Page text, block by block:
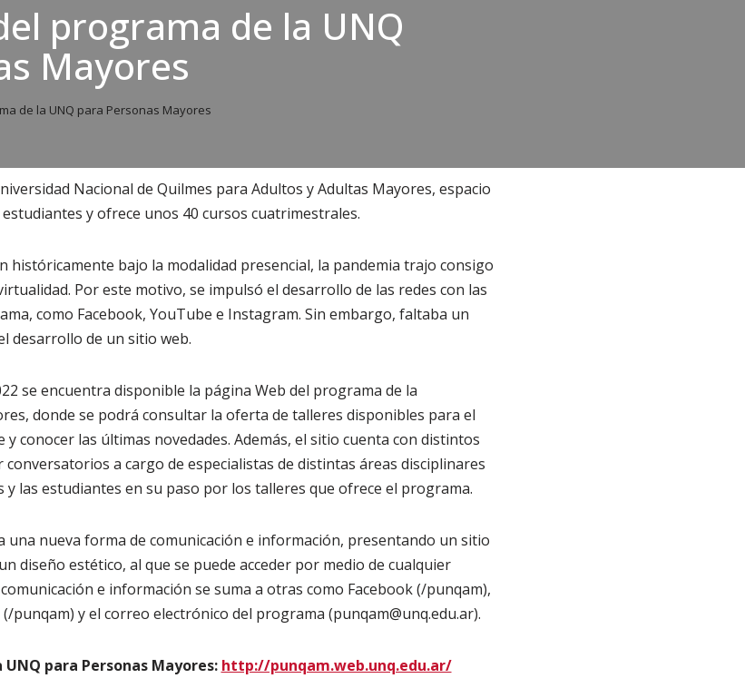
programa de la UNQ
Mayores
de la UNQ para Personas Mayores
Nacional de Quilmes para Adultos y Adultas Mayores, espacio
y ofrece unos 40 cursos cuatrimestrales.
históricamente bajo la modalidad presencial, la pandemia trajo consigo
Por este motivo, se impulsó el desarrollo de las redes con las
como Facebook, YouTube e Instagram. Sin embargo, faltaba un
desarrollo de un sitio web.
se encuentra disponible la página Web del programa de la
donde se podrá consultar la oferta de talleres disponibles para el
conocer las últimas novedades. Además, el sitio cuenta con distintos
a cargo de especialistas de distintas áreas disciplinares
las estudiantes en su paso por los talleres que ofrece el programa.
una nueva forma de comunicación e información, presentando un sitio
diseño estético, al que se puede acceder por medio de cualquier
e información se suma a otras como Facebook (/punqam),
punqam) y el correo electrónico del programa (punqam@unq.edu.ar).
para Personas Mayores: http://punqam.web.unq.edu.ar/